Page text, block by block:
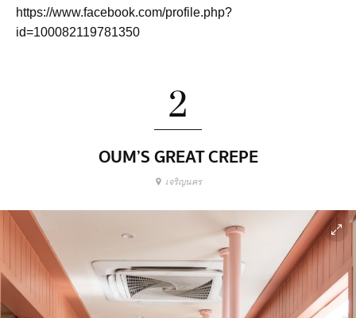
https://www.facebook.com/profile.php?
id=100082119781350
2
OUM’S GREAT CREPE
เจริญนคร